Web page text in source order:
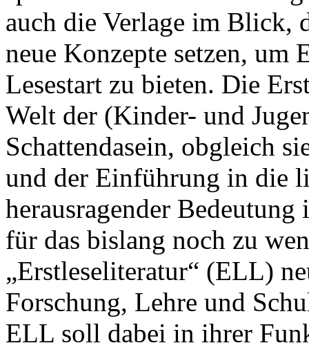
auch die Verlage im Blick,
neue Konzepte setzen, um
Lesestart zu bieten. Die
Welt der (Kinder- und
Schattendasein, obgleich
und der Einführung in die
herausragender
für das bislang noch zu
„Erstleseliteratur“ (ELL)
Forschung, Lehre und
ELL soll dabei in ihrer